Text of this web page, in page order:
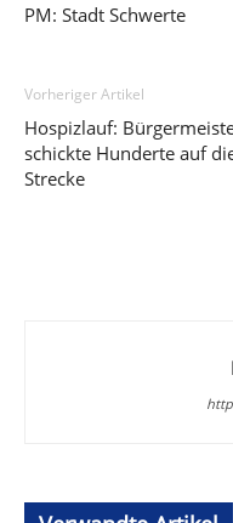
PM: Stadt Schwerte
Vorheriger Artikel
Hospizlauf:
schickte Hunderte auf
Strecke